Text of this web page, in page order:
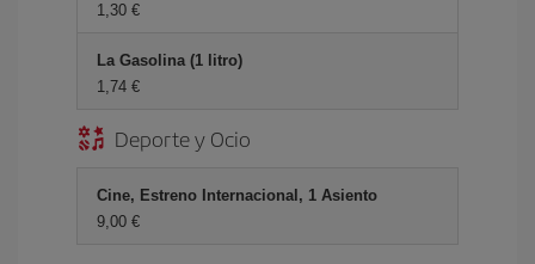
1,30 €
La Gasolina (1 litro)
1,74 €
Deporte y Ocio
Cine, Estreno Internacional, 1 Asiento
9,00 €